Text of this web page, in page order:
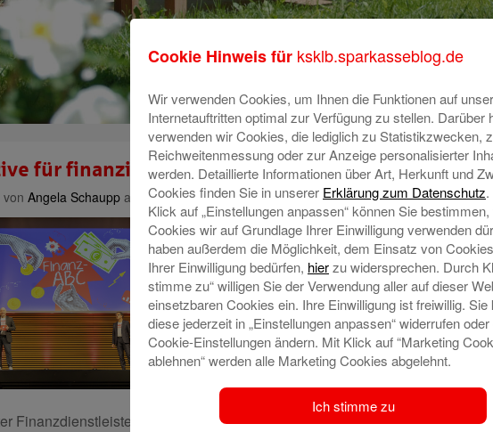
für finanzielle Bildung gestartet
Angela Schaupp am 20. März 2025 um 8:44
In der Schule lernt man wie eine
Photosynthese funktioniert,
Integralfunktionen zu berechnen und
wie man ein Gedicht interpretiert. Aber
wie sieht’s mit der finanziellen Bildung
aus? Die Kreissparkasse Ludwigsburg
will hierbei altersgerechte
Unterstützung bieten.
Finanzdienstleister im LandkreisMehr lesen
Cookie Hinweis für ksklb.sparkasseblog.de
Wir verwenden Cookies, um Ihnen die Funktionen auf
Internetauftritten optimal zur Verfügung zu stellen. Darüber
verwenden wir Cookies, die lediglich zu Statistikzwecken,
Reichweitenmessung oder zur Anzeige personalisierter
werden. Detaillierte Informationen über Art, Herkunft und
Cookies finden Sie in unserer Erklärung zum Datenschutz
Klick auf „Einstellungen anpassen“ können Sie
Cookies wir auf Grundlage Ihrer Einwilligung verwenden
haben außerdem die Möglichkeit, dem Einsatz von
Ihrer Einwilligung bedürfen, hierzu widersprechen. Durch
stimme zu“ willigen Sie der Verwendung aller auf dieser
einsetzbaren Cookies ein. Ihre Einwilligung ist freiwillig. Sie
diese jederzeit in „Einstellungen anpassen“ widerrufen
Cookie-Einstellungen ändern. Mit Klick auf “Marketing
ablehnen“ werden alle Marketing Cookies abgelehnt.
Ich stimme zu